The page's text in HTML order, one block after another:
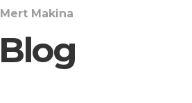
Mert Makina
Blog